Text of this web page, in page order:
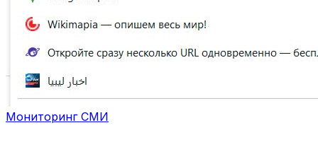
Мониторинг СМИ